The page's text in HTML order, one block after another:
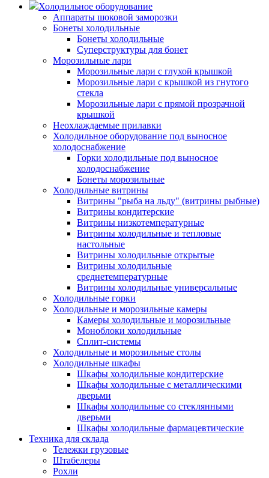
Холодильное оборудование
Аппараты шоковой заморозки
Бонеты холодильные
Бонеты холодильные
Суперструктуры для бонет
Морозильные лари
Морозильные лари с глухой крышкой
Морозильные лари с крышкой из гнутого
стекла
Морозильные лари с прямой прозрачной
крышкой
Неохлаждаемые прилавки
Холодильное оборудование под выносное
холодоснабжение
Горки холодильные под выносное
холодоснабжение
Бонеты морозильные
Холодильные витрины
Витрины "рыба на льду" (витрины рыбные)
Витрины кондитерские
Витрины низкотемпературные
Витрины холодильные и тепловые
настольные
Витрины холодильные открытые
Витрины холодильные
среднетемпературные
Витрины холодильные универсальные
Холодильные горки
Холодильные и морозильные камеры
Камеры холодильные и морозильные
Моноблоки холодильные
Сплит-системы
Холодильные и морозильные столы
Холодильные шкафы
Шкафы холодильные кондитерские
Шкафы холодильные с металлическими
дверьми
Шкафы холодильные со стеклянными
дверьми
Шкафы холодильные фармацевтические
Техника для склада
Тележки грузовые
Штабелеры
Рохли